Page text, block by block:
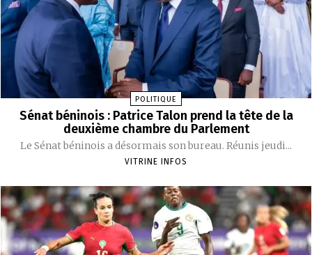
POLITIQUE
Sénat béninois : Patrice Talon prend la tête de la
deuxième chambre du Parlement
Le Sénat béninois a désormais son bureau. Réunis jeudi...
VITRINE INFOS